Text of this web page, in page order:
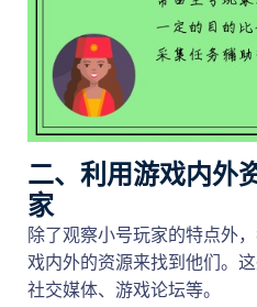
二、利用游戏内外
家
除了观察小号玩家的特点外
戏内外的资源来找到他们。
社交媒体、游戏论坛等。